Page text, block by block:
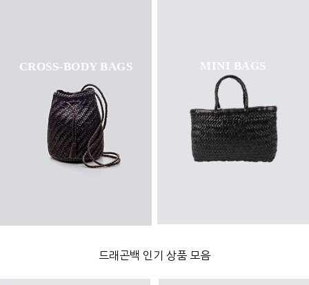
CROSS-BODY BAGS MINI BAGS
드래곤백 인기 상품 모음